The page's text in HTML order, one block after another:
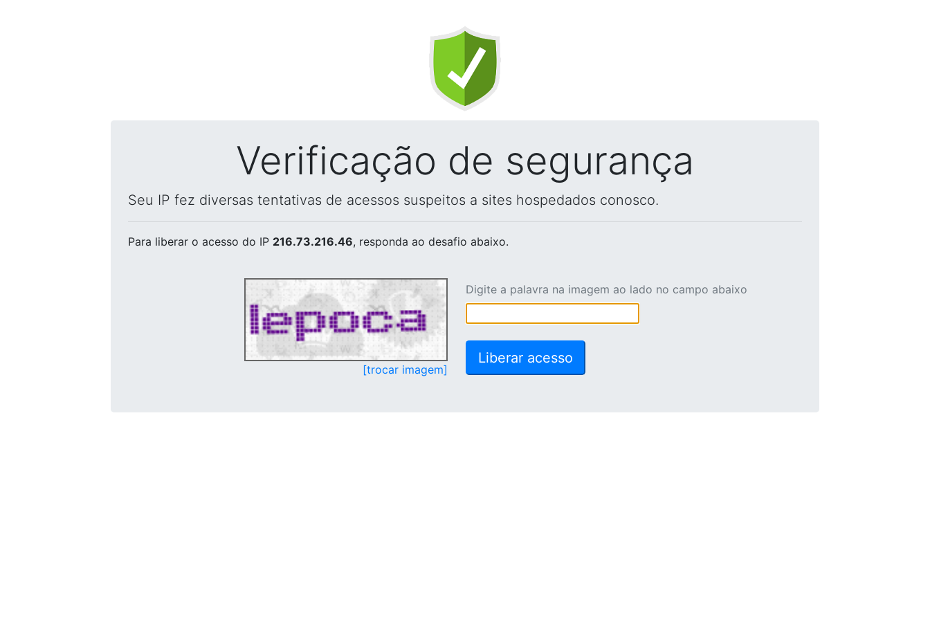
Verificação de segurança
Seu IP fez diversas tentativas de acessos suspeitos a sites hospedados conosco.
Para liberar o acesso do IP 216.73.216.46, responda ao desafio abaixo.
[trocar imagem]
Digite a palavra na imagem ao lado no campo abaixo